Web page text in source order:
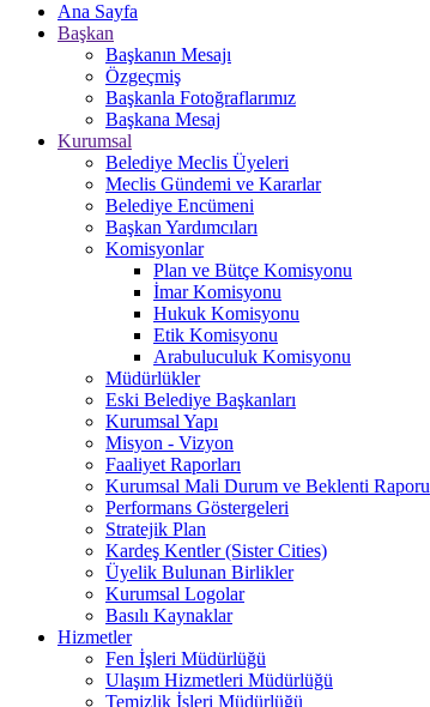
Ana Sayfa
Başkan
Başkanın Mesajı
Özgeçmiş
Başkanla Fotoğraflarımız
Başkana Mesaj
Kurumsal
Belediye Meclis Üyeleri
Meclis Gündemi ve Kararlar
Belediye Encümeni
Başkan Yardımcıları
Komisyonlar
Plan ve Bütçe Komisyonu
İmar Komisyonu
Hukuk Komisyonu
Etik Komisyonu
Arabuluculuk Komisyonu
Müdürlükler
Eski Belediye Başkanları
Kurumsal Yapı
Misyon - Vizyon
Faaliyet Raporları
Kurumsal Mali Durum ve Beklenti Raporu
Performans Göstergeleri
Stratejik Plan
Kardeş Kentler (Sister Cities)
Üyelik Bulunan Birlikler
Kurumsal Logolar
Basılı Kaynaklar
Hizmetler
Fen İşleri Müdürlüğü
Ulaşım Hizmetleri Müdürlüğü
Temizlik İşleri Müdürlüğü